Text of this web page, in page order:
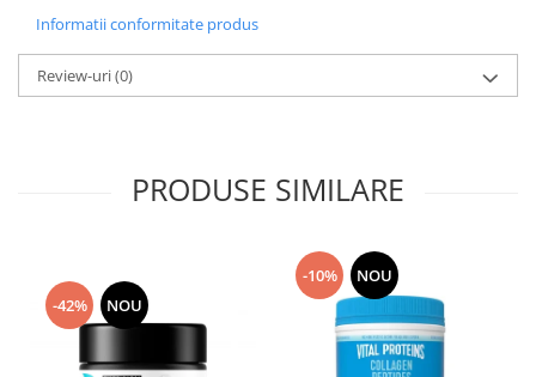
Informatii conformitate produs
Review-uri(0)
PRODUSE SIMILARE
-42% NOU
-10% NOU